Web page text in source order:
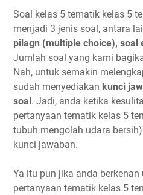
Soal kelas 5 tematik kelas 5
menjadi 3 jenis soal, antara
pilagn (multiple choice), soal
Jumlah soal yang kami
Nah, untuk semakin
sudah menyediakan kunci
soal . Jadi, anda ketika
pertanyaan tematik kelas 5
tubuh mengolah udara
kunci jawaban.
Ya itu pun jika anda
pertanyaan tematik kelas 5